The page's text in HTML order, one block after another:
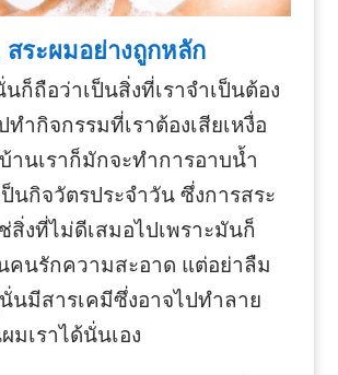
สระผมอย่างถูกหลัก
ก็ถือว่าเป็นสิ่งที่เราจำเป็นต้อง
ทำกิจกรรมที่เราต้องเสียเหงื่อ
านเราก็มักจะทำการอาบน้ำ
นกิจวัตรประจำวัน ซึ่งการสระ
งที่ไม่ดีเสมอไปเพราะมันก็
คนรักความสะอาด แต่อย่าลืม
นมีสารเคมีซึ่งอาจไปทำลาย
มเราได้นั่นเอง